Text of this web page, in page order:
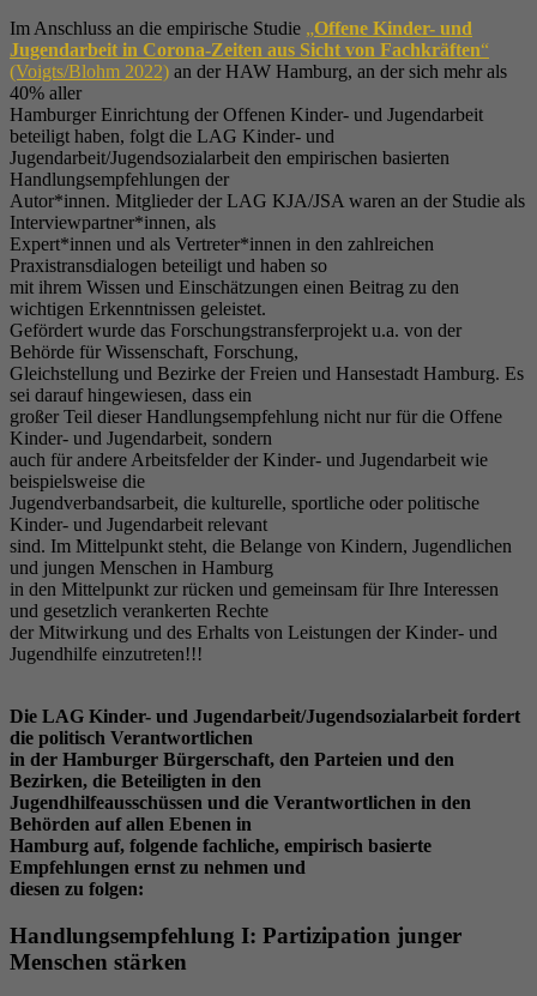
Im Anschluss an die empirische Studie „Offene Kinder- und
Jugendarbeit in Corona-Zeiten aus Sicht von Fachkräften“
(Voigts/Blohm 2022) an der HAW Hamburg, an der sich mehr als
40% aller
Hamburger Einrichtung der Offenen Kinder- und Jugendarbeit
beteiligt haben, folgt die LAG Kinder- und
Jugendarbeit/Jugendsozialarbeit den empirischen basierten
Handlungsempfehlungen der
Autor*innen. Mitglieder der LAG KJA/JSA waren an der Studie als
Interviewpartner*innen, als
Expert*innen und als Vertreter*innen in den zahlreichen
Praxistransdialogen beteiligt und haben so
mit ihrem Wissen und Einschätzungen einen Beitrag zu den
wichtigen Erkenntnissen geleistet.
Gefördert wurde das Forschungstransferprojekt u.a. von der
Behörde für Wissenschaft, Forschung,
Gleichstellung und Bezirke der Freien und Hansestadt Hamburg. Es
sei darauf hingewiesen, dass ein
großer Teil dieser Handlungsempfehlung nicht nur für die Offene
Kinder- und Jugendarbeit, sondern
auch für andere Arbeitsfelder der Kinder- und Jugendarbeit wie
beispielsweise die
Jugendverbandsarbeit, die kulturelle, sportliche oder politische
Kinder- und Jugendarbeit relevant
sind. Im Mittelpunkt steht, die Belange von Kindern, Jugendlichen
und jungen Menschen in Hamburg
in den Mittelpunkt zur rücken und gemeinsam für Ihre Interessen
und gesetzlich verankerten Rechte
der Mitwirkung und des Erhalts von Leistungen der Kinder- und
Jugendhilfe einzutreten!!!
Die LAG Kinder- und Jugendarbeit/Jugendsozialarbeit fordert
die politisch Verantwortlichen
in der Hamburger Bürgerschaft, den Parteien und den
Bezirken, die Beteiligten in den
Jugendhilfeausschüssen und die Verantwortlichen in den
Behörden auf allen Ebenen in
Hamburg auf, folgende fachliche, empirisch basierte
Empfehlungen ernst zu nehmen und
diesen zu folgen:
Handlungsempfehlung I: Partizipation junger
Menschen stärken